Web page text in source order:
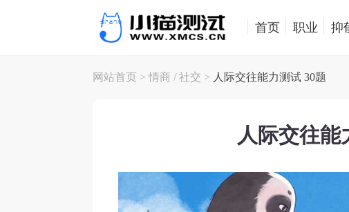
首页 职业 抑
网站首页 >情商 /社交 > 人际交往能力测试 30题
人际交往能